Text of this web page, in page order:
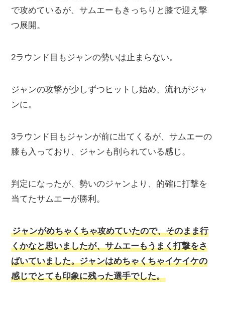
で攻めているが、サムエーもきっちりと膝で迎え撃
つ展開。
2ラウンド目もジャンの勢いは止まらない。
ジャンの攻撃が少しずつヒットし始め、流れがジャ
ンに。
3ラウンド目もジャンが前に出てくるが、サムエーの
膝も入っており、ジャンも削られている感じ。
判定になったが、勢いのジャンより、的確に打撃を
当てたサムエーが勝利。
ジャンがめちゃくちゃ攻めていたので、そのまま行
くかなと思いましたが、サムエーもうまく打撃をさ
ばいていました。ジャンはめちゃくちゃイケイケの
感じでとても印象に残った選手でした。